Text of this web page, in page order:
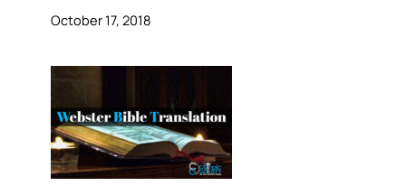
October 17, 2018